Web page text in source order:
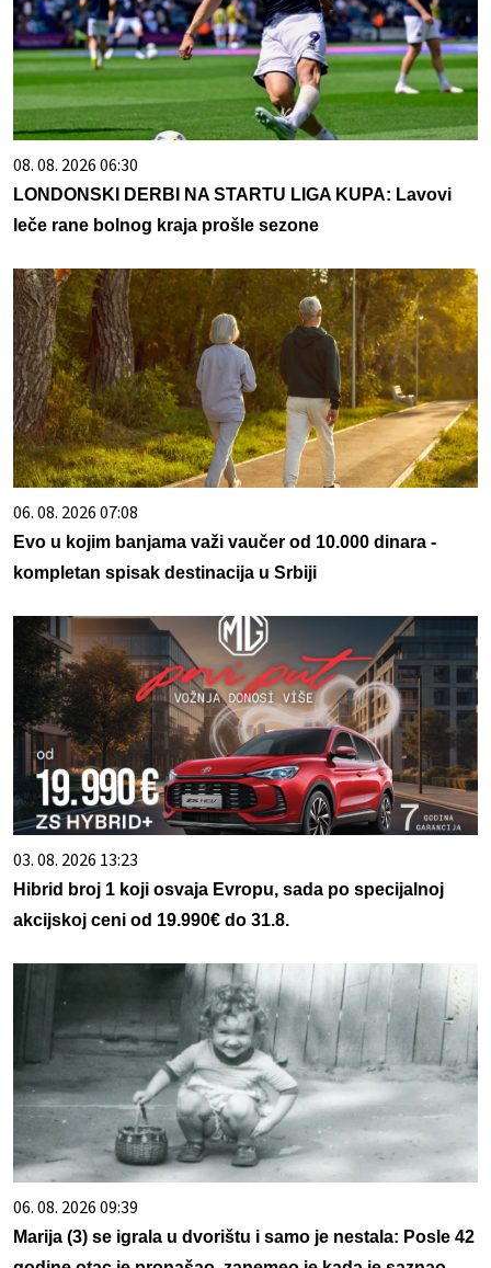
08. 08. 2026 06:30
LONDONSKI DERBI NA STARTU LIGA KUPA: Lavovi
leče rane bolnog kraja prošle sezone
06. 08. 2026 07:08
Evo u kojim banjama važi vaučer od 10.000 dinara -
kompletan spisak destinacija u Srbiji
03. 08. 2026 13:23
Hibrid broj 1 koji osvaja Evropu, sada po specijalnoj
akcijskoj ceni od 19.990€ do 31.8.
06. 08. 2026 09:39
Marija (3) se igrala u dvorištu i samo je nestala: Posle 42